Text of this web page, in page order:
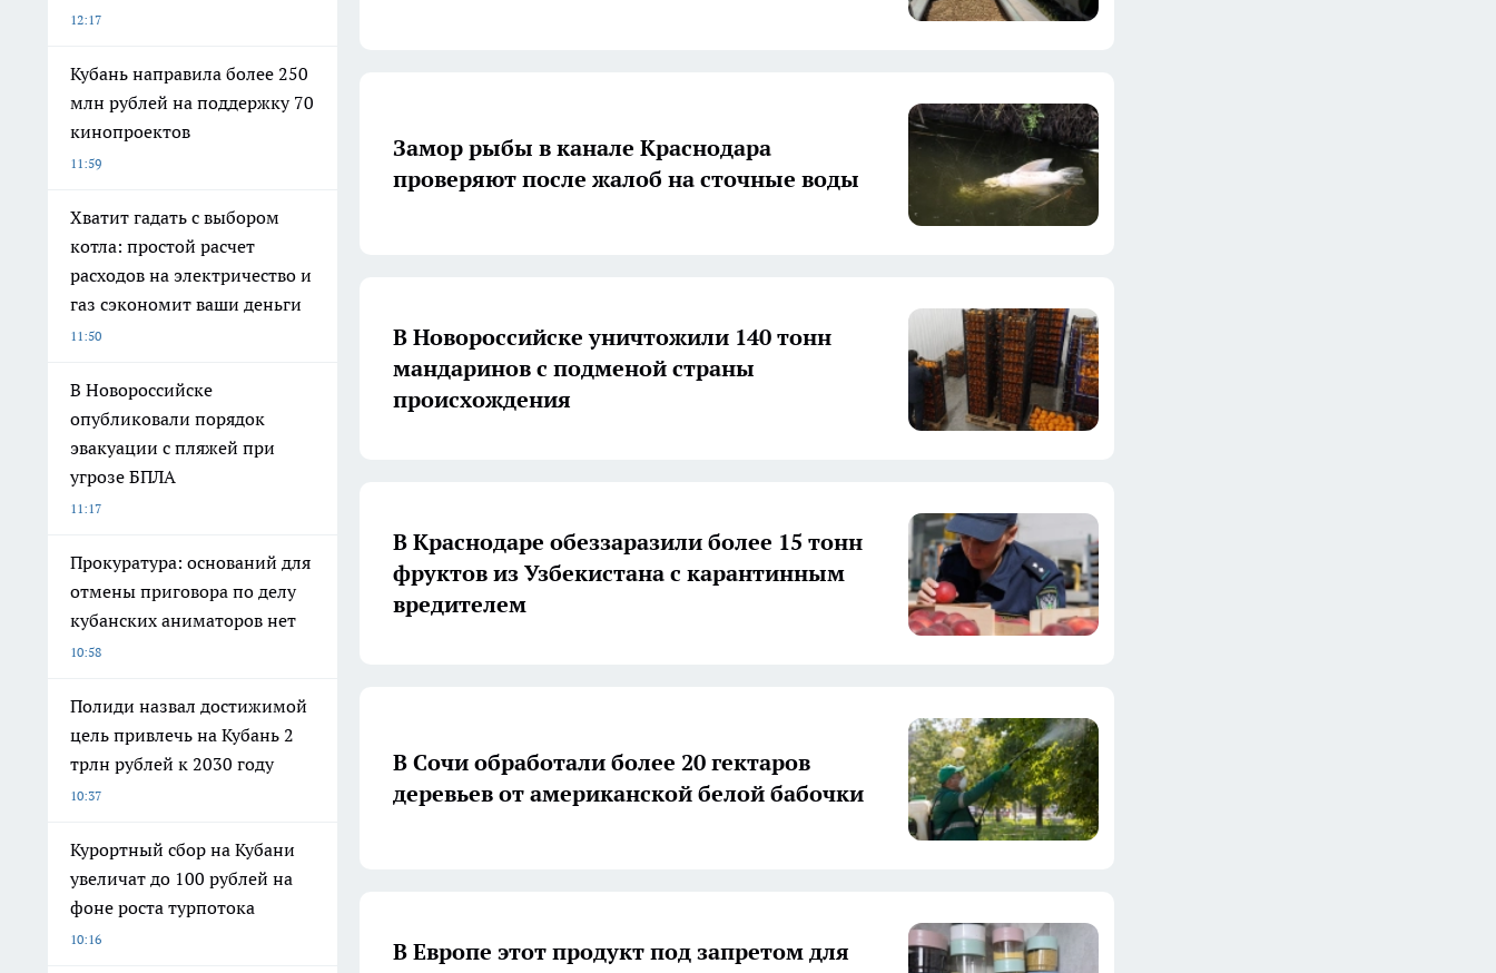
12:17
Кубань направила более 250
млн рублей на поддержку 70
кинопроектов
11:59
Хватит гадать с выбором
котла: простой расчет
расходов на электричество и
газ сэкономит ваши деньги
11:50
В Новороссийске
опубликовали порядок
эвакуации с пляжей при
угрозе БПЛА
11:17
Прокуратура: оснований для
отмены приговора по делу
кубанских аниматоров нет
10:58
Полиди назвал достижимой
цель привлечь на Кубань 2
трлн рублей к 2030 году
10:37
Курортный сбор на Кубани
увеличат до 100 рублей на
фоне роста турпотока
10:16
Замор рыбы в канале Краснодара
проверяют после жалоб на сточные воды
В Новороссийске уничтожили 140 тонн
мандаринов с подменой страны
происхождения
В Краснодаре обеззаразили более 15 тонн
фруктов из Узбекистана с карантинным
вредителем
В Сочи обработали более 20 гектаров
деревьев от американской белой бабочки
В Европе этот продукт под запретом для